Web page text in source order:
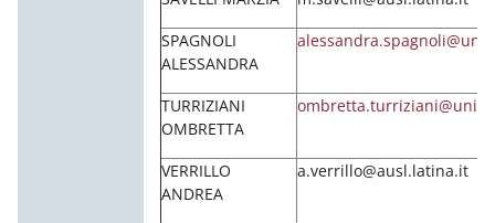
SPAGNOLI
ALESSANDRA
TURRIZIANI
OMBRETTA
VERRILLO
ANDREA
a.verrillo@ausl.latina.it